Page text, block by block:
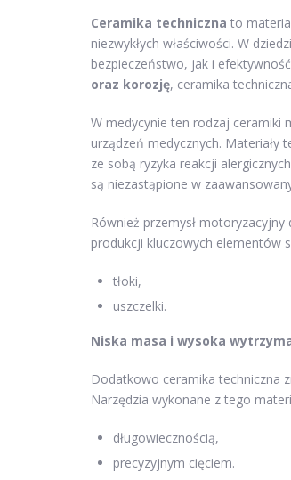
Ceramika techniczna to
niezwykłych właściwości. W
bezpieczeństwo, jak i
oraz korozję, ceramika
W medycynie ten rodzaj ceramiki
urządzeń medycznych. Materiały
ze sobą ryzyka reakcji
są niezastąpione w
Również przemysł
produkcji kluczowych elementów
tłoki,
uszczelki.
Niska masa i wysoka
Dodatkowo ceramika techniczna
Narzędzia wykonane z tego
długowiecznością,
precyzyjnym cięciem.